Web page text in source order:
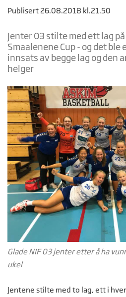
Publisert 26.08.2018 kl.21.50
Jenter 03 stilte med ett lag
Smaalenene Cup - og det ble
innsats av begge lag og den
helger
Glade NIF 03 jenter etter å ha
uke!
Jentene stilte med to lag, ett i